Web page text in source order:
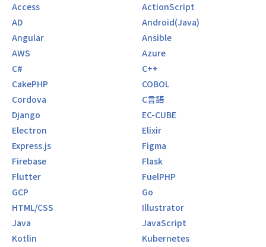
Access
ActionScript
AD
Android(Java)
Angular
Ansible
AWS
Azure
C#
C++
CakePHP
COBOL
Cordova
C言語
Django
EC-CUBE
Electron
Elixir
Express.js
Figma
Firebase
Flask
Flutter
FuelPHP
GCP
Go
HTML/CSS
Illustrator
Java
JavaScript
Kotlin
Kubernetes